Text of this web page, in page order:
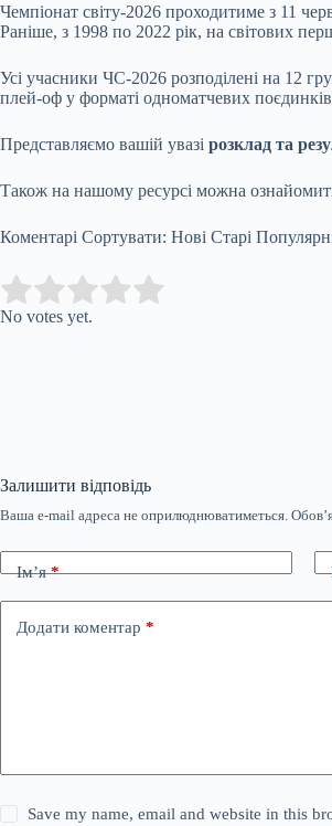
Чемпіонат світу-2026 проходитиме з 11
Раніше, з 1998 по 2022 рік, на світових
Усі учасники ЧС-2026 розподілені на 12
плей-оф у форматі одноматчевих
Представляємо вашій увазі розклад та
Також на нашому ресурсі можна
Коментарі Сортувати: Нові Старі
Rate this item:
No votes yet.
Залишити відповідь
Ваша e-mail адреса не оприлюднюватиметься.
Ім’я*
Додати коментар *
Save my name, email and website in this